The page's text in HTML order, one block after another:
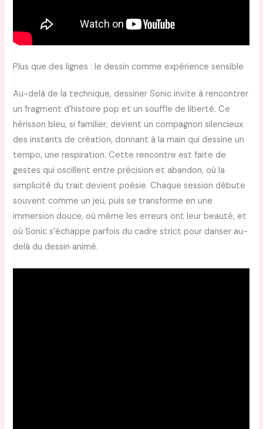
Plus que des lignes : le dessin comme expérience sensible
Au-delà de la technique, dessiner Sonic invite à rencontrer
un fragment d’histoire pop et un souffle de liberté. Ce
hérisson bleu, si familier, devient un compagnon silencieux
des instants de création, donnant à la main qui dessine un
tempo, une respiration. Cette rencontre est faite de
gestes qui oscillent entre précision et abandon, où la
simplicité du trait devient poésie. Chaque session débute
souvent comme un jeu, puis se transforme en une
immersion douce, où même les erreurs ont leur beauté, et
où Sonic s’échappe parfois du cadre strict pour danser au-
delà du dessin animé.